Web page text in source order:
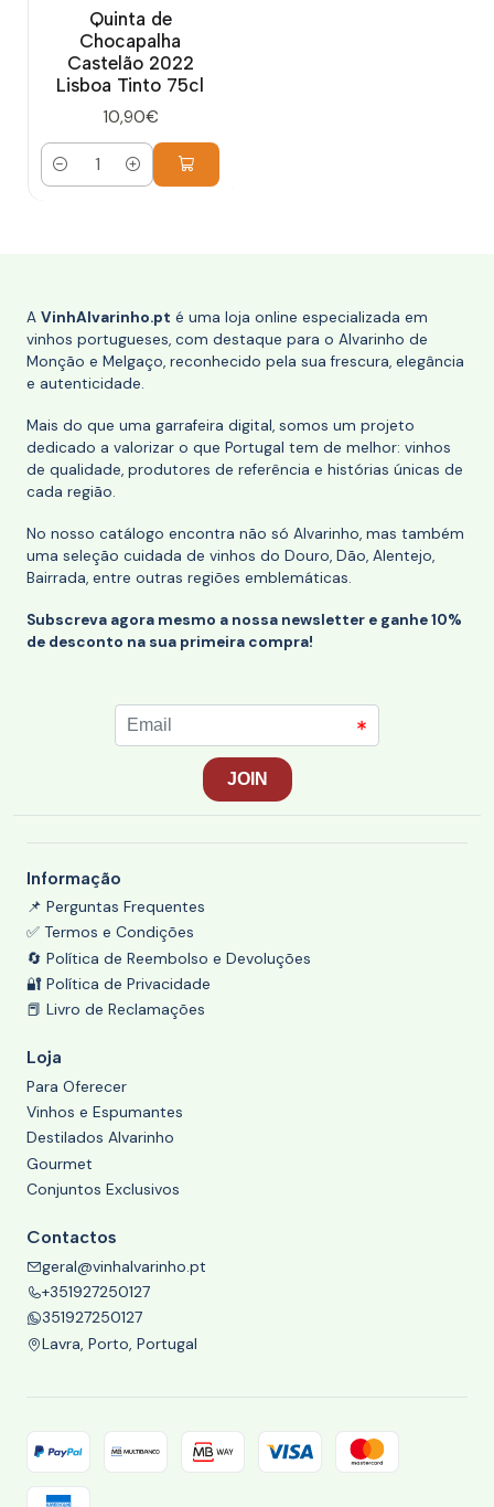
Quinta de
Chocapalha
Castelão 2022
Lisboa Tinto 75cl
10,90€
Quantidade
A VinhAlvarinho.pt é uma loja online especializada em
vinhos portugueses, com destaque para o Alvarinho de
Monção e Melgaço, reconhecido pela sua frescura, elegância
e autenticidade.
Mais do que uma garrafeira digital, somos um projeto
dedicado a valorizar o que Portugal tem de melhor: vinhos
de qualidade, produtores de referência e histórias únicas de
cada região.
No nosso catálogo encontra não só Alvarinho, mas também
uma seleção cuidada de vinhos do Douro, Dão, Alentejo,
Bairrada, entre outras regiões emblemáticas.
Subscreva agora mesmo a nossa newsletter e ganhe 10%
de desconto na sua primeira compra!
Informação
📌 Perguntas Frequentes
✅ Termos e Condições
🔄 Política de Reembolso e Devoluções
🔐 Política de Privacidade
📕 Livro de Reclamações
Loja
Para Oferecer
Vinhos e Espumantes
Destilados Alvarinho
Gourmet
Conjuntos Exclusivos
Contactos
geral@vinhalvarinho.pt
+351927250127
351927250127
Lavra, Porto, Portugal